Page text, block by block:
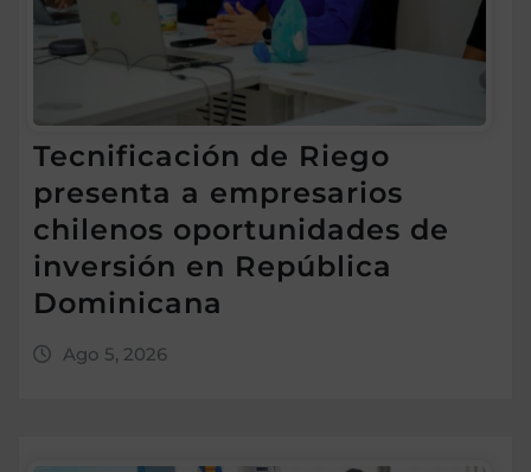
Tecnificación de Riego
presenta a empresarios
chilenos oportunidades de
inversión en República
Dominicana
Ago 5, 2026